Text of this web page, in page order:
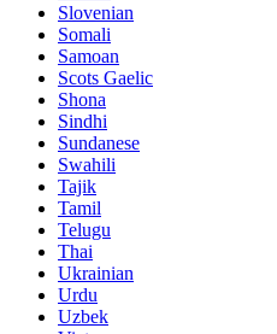
Slovenian
Somali
Samoan
Scots Gaelic
Shona
Sindhi
Sundanese
Swahili
Tajik
Tamil
Telugu
Thai
Ukrainian
Urdu
Uzbek